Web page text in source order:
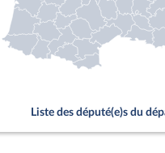
Liste des député(e)s du